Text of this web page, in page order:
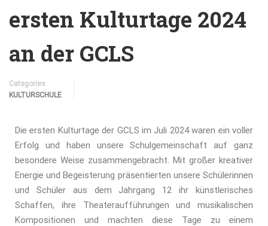
ersten Kulturtage 2024
an der GCLS
Categories
KULTURSCHULE
Die ersten Kulturtage der GCLS im Juli 2024 waren ein voller
Erfolg und haben unsere Schulgemeinschaft auf ganz
besondere Weise zusammengebracht. Mit großer kreativer
Energie und Begeisterung präsentierten unsere Schülerinnen
und Schüler aus dem Jahrgang 12 ihr künstlerisches
Schaffen, ihre Theateraufführungen und musikalischen
Kompositionen und machten diese Tage zu einem